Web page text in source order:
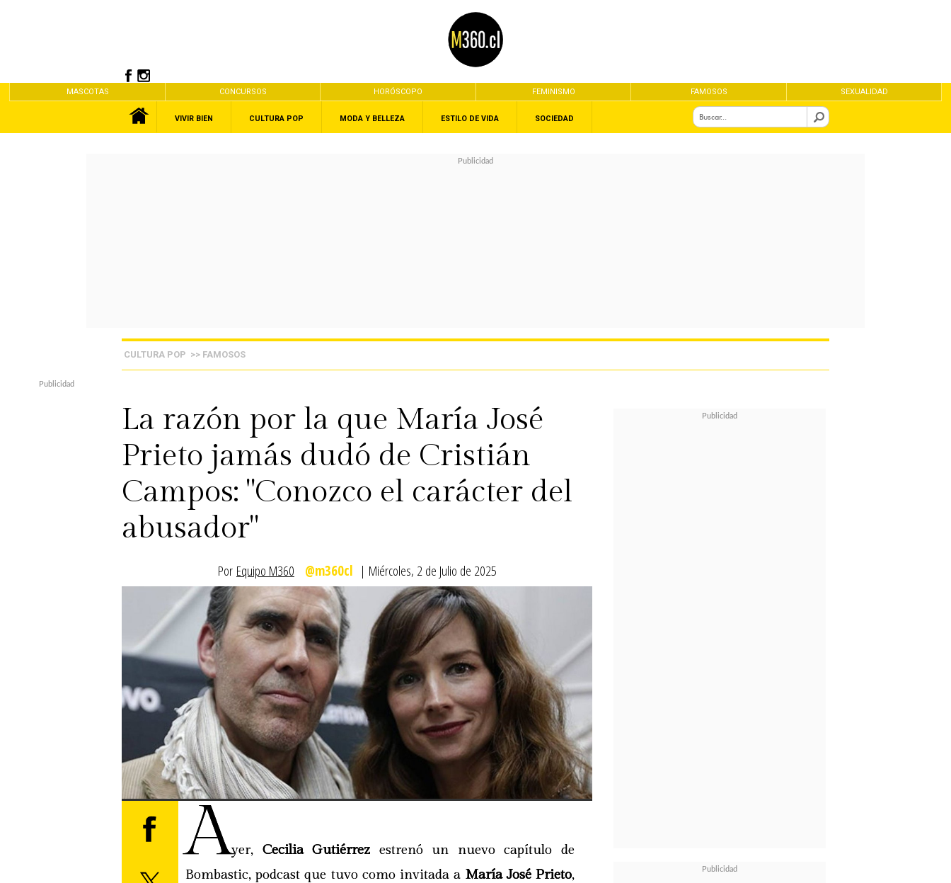
MASCOTAS CONCURSOS HORÓSCOPO FEMINISMO FAMOSOS SEXUALIDAD
VIVIR BIEN CULTURA POP MODA Y BELLEZA ESTILO DE VIDA SOCIEDAD
CULTURA POP >> FAMOSOS
La razón por la que María José
Prieto jamás dudó de Cristián
Campos: "Conozco el carácter del
abusador"
Por Equipo M360 @m360cl | Miércoles, 2 de Julio de 2025
Ayer, Cecilia Gutiérrez estrenó un nuevo capítulo de
Bombastic, podcast que tuvo como invitada a María José Prieto,